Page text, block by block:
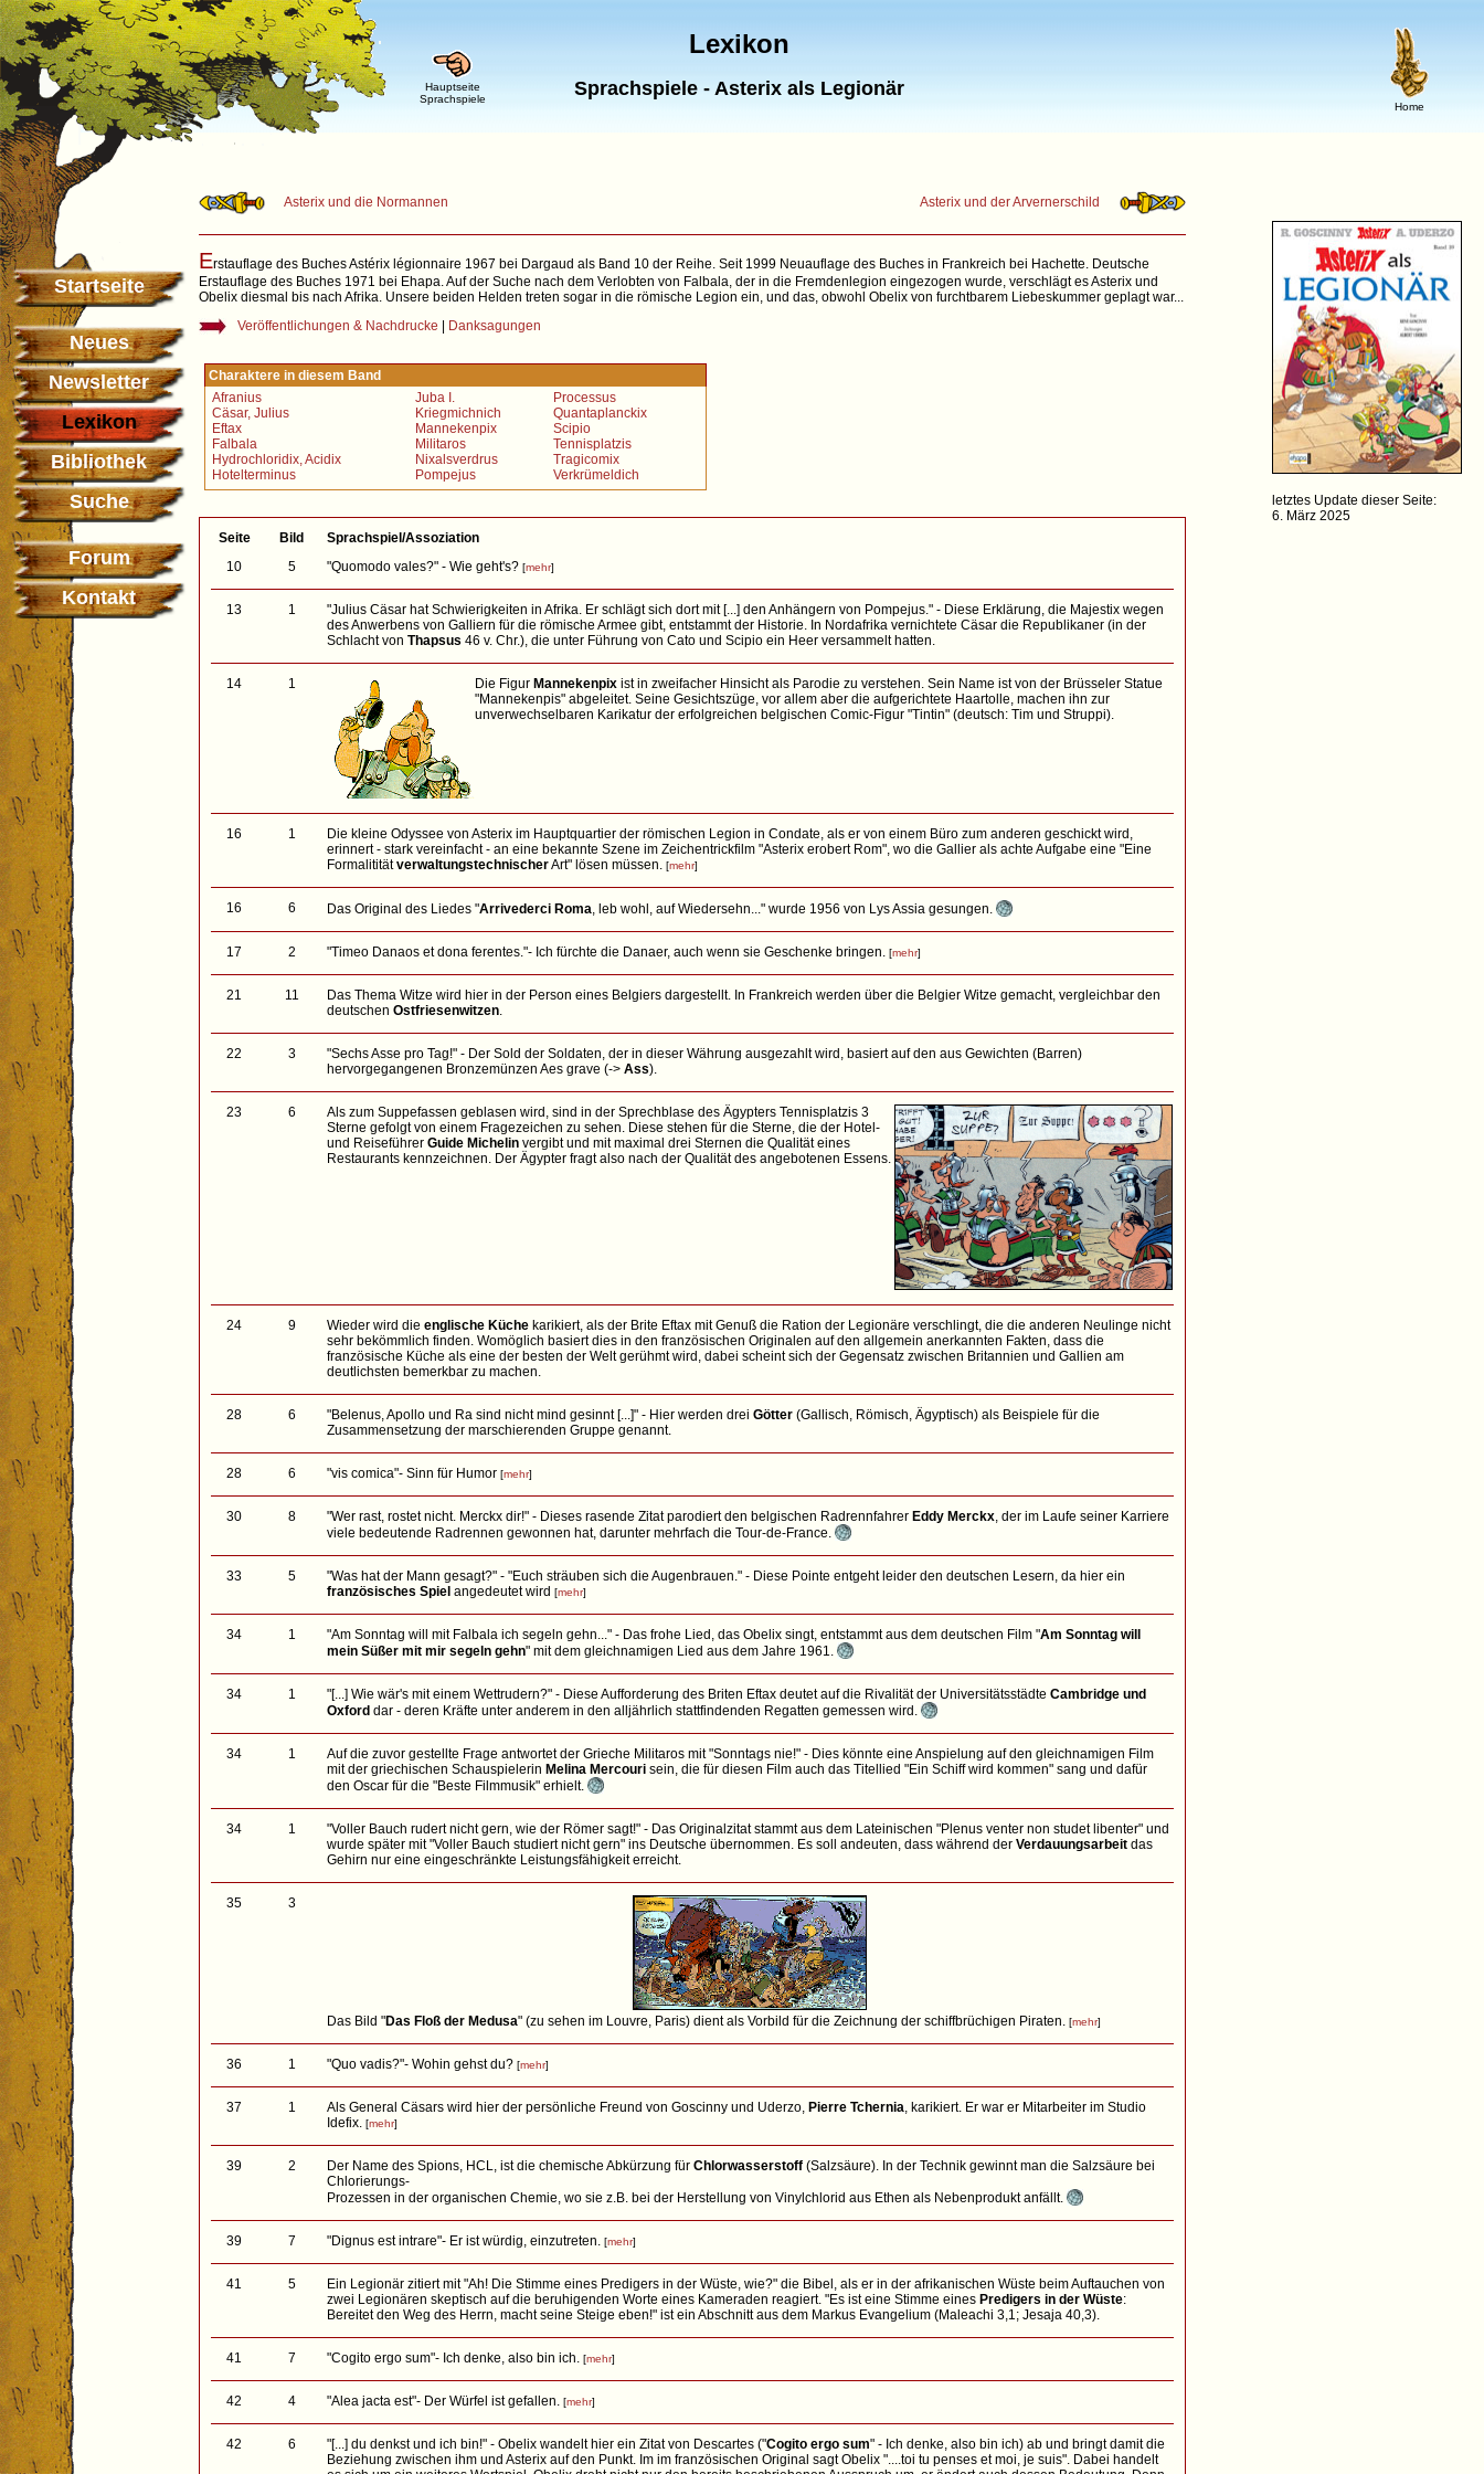
Hauptseite
Sprachspiele
Home
Lexikon
Sprachspiele - Asterix als Legionär
Startseite
Neues
Newsletter
Lexikon
Bibliothek
Suche
Forum
Kontakt
Asterix und die Normannen Asterix und der Arvernerschild
Erstauflage des Buches Astérix légionnaire 1967 bei Dargaud als Band 10 der Reihe. Seit 1999 Neuauflage des Buches in Frankreich bei Hachette. Deutsche
Erstauflage des Buches 1971 bei Ehapa. Auf der Suche nach dem Verlobten von Falbala, der in die Fremdenlegion eingezogen wurde, verschlägt es Asterix und
Obelix diesmal bis nach Afrika. Unsere beiden Helden treten sogar in die römische Legion ein, und das, obwohl Obelix von furchtbarem Liebeskummer geplagt war...
Veröffentlichungen & Nachdrucke
Danksagungen
Charaktere in diesem Band
Afranius
Cäsar, Julius
Eftax
Falbala
Hydrochloridix, Acidix
Hotelterminus
Juba I.
Kriegmichnich
Mannekenpix
Militaros
Nixalsverdrus
Pompejus
Processus
Quantaplanckix
Scipio
Tennisplatzis
Tragicomix
Verkrümeldich
Seite Bild
Sprachspiel/Assoziation
10
5 "Quomodo vales?" - Wie geht's? [mehr]
13 1
"Julius Cäsar hat Schwierigkeiten in Afrika. Er schlägt sich dort mit [...] den Anhängern von Pompejus." - Diese Erklärung, die Majestix wegen
des Anwerbens von Galliern für die römische Armee gibt, entstammt der Historie. In Nordafrika vernichtete Cäsar die Republikaner (in der
Schlacht von Thapsus 46 v. Chr.), die unter Führung von Cato und Scipio ein Heer versammelt hatten.
14 1 Die Figur Mannekenpix ist in zweifacher Hinsicht als Parodie zu verstehen. Sein Name ist von der Brüsseler Statue
"Mannekenpis" abgeleitet. Seine Gesichtszüge, vor allem aber die aufgerichtete Haartolle, machen ihn zur
unverwechselbaren Karikatur der erfolgreichen belgischen Comic-Figur "Tintin" (deutsch: Tim und Struppi).
16 1
Die kleine Odyssee von Asterix im Hauptquartier der römischen Legion in Condate, als er von einem Büro zum anderen geschickt wird,
erinnert - stark vereinfacht - an eine bekannte Szene im Zeichentrickfilm "Asterix erobert Rom", wo die Gallier als achte Aufgabe eine "Eine
FormalititätverwaltungstechnischerArt" lösen müssen. [mehr]
16 6 Das Original des Liedes "Arrivederci Roma, leb wohl, auf Wiedersehn..." wurde 1956 von Lys Assia gesungen.
17 2 "Timeo Danaos et dona ferentes."- Ich fürchte die Danaer, auch wenn sie Geschenke bringen. [mehr]
21 11
Das Thema Witze wird hier in der Person eines Belgiers dargestellt. In Frankreich werden über die Belgier Witze gemacht, vergleichbar den
deutschen Ostfriesenwitzen.
22 3
"Sechs Asse pro Tag!" - Der Sold der Soldaten, der in dieser Währung ausgezahlt wird, basiert auf den aus Gewichten (Barren)
hervorgegangenen Bronzemünzen Aes grave (-> Ass).
23 6
Als zum Suppefassen geblasen wird, sind in der Sprechblase des Ägypters Tennisplatzis 3
Sterne gefolgt von einem Fragezeichen zu sehen. Diese stehen für die Sterne, die der Hotel-
und Reiseführer Guide Michelin vergibt und mit maximal drei Sternen die Qualität eines
Restaurants kennzeichnen. Der Ägypter fragt also nach der Qualität des angebotenen Essens.
24 9 Wieder wird die englische Küche karikiert, als der Brite Eftax mit Genuß die Ration der Legionäre verschlingt, die die anderen Neulinge nicht
sehr bekömmlich finden. Womöglich basiert dies in den französischen Originalen auf den allgemein anerkannten Fakten, dass die
französische Küche als eine der besten der Welt gerühmt wird, dabei scheint sich der Gegensatz zwischen Britannien und Gallien am
deutlichsten bemerkbar zu machen.
28 6 "Belenus, Apollo und Ra sind nicht mind gesinnt [...]" - Hier werden drei Götter (Gallisch, Römisch, Ägyptisch) als Beispiele für die
Zusammensetzung der marschierenden Gruppe genannt.
28 6 "vis comica"- Sinn für Humor [mehr]
30 8 "Wer rast, rostet nicht. Merckx dir!" - Dieses rasende Zitat parodiert den belgischen Radrennfahrer Eddy Merckx, der im Laufe seiner Karriere
viele bedeutende Radrennen gewonnen hat, darunter mehrfach die Tour-de-France.
33 5
"Was hat der Mann gesagt?" - "Euch sträuben sich die Augenbrauen." - Diese Pointe entgeht leider den deutschen Lesern, da hier ein
französisches Spiel angedeutet wird [mehr]
34 1 "Am Sonntag will mit Falbala ich segeln gehn..." - Das frohe Lied, das Obelix singt, entstammt aus dem deutschen Film "Am Sonntag will
mein Süßer mit mir segeln gehn" mit dem gleichnamigen Lied aus dem Jahre 1961.
34 1 "[...] Wie wär's mit einem Wettrudern?" - Diese Aufforderung des Briten Eftax deutet auf die Rivalität der Universitätsstädte Cambridge und
Oxford dar - deren Kräfte unter anderem in den alljährlich stattfindenden Regatten gemessen wird.
34 1
Auf die zuvor gestellte Frage antwortet der Grieche Militaros mit "Sonntags nie!" - Dies könnte eine Anspielung auf den gleichnamigen Film
mit der griechischen Schauspielerin Melina Mercouri sein, die für diesen Film auch das Titellied "Ein Schiff wird kommen" sang und dafür
den Oscar für die "Beste Filmmusik" erhielt.
34 1
"Voller Bauch rudert nicht gern, wie der Römer sagt!" - Das Originalzitat stammt aus dem Lateinischen "Plenus venter non studet libenter" und
wurde später mit "Voller Bauch studiert nicht gern" ins Deutsche übernommen. Es soll andeuten, dass während der Verdauungsarbeit das
Gehirn nur eine eingeschränkte Leistungsfähigkeit erreicht.
35 3
Das Bild "Das Floß der Medusa" (zu sehen im Louvre, Paris) dient als Vorbild für die Zeichnung der schiffbrüchigen Piraten. [mehr]
36 1 "Quo vadis?"- Wohin gehst du? [mehr]
37 1 Als General Cäsars wird hier der persönliche Freund von Goscinny und Uderzo, Pierre Tchernia, karikiert. Er war er Mitarbeiter im Studio
Idefix. [mehr]
39 2 Der Name des Spions, HCL, ist die chemische Abkürzung für Chlorwasserstoff (Salzsäure). In der Technik gewinnt man die Salzsäure bei
Chlorierungs-
Prozessen in der organischen Chemie, wo sie z.B. bei der Herstellung von Vinylchlorid aus Ethen als Nebenprodukt anfällt.
39 7 "Dignus est intrare"- Er ist würdig, einzutreten. [mehr]
41 5
Ein Legionär zitiert mit "Ah! Die Stimme eines Predigers in der Wüste, wie?" die Bibel, als er in der afrikanischen Wüste beim Auftauchen von
zwei Legionären skeptisch auf die beruhigenden Worte eines Kameraden reagiert. "Es ist eine Stimme eines Predigers in der Wüste:
Bereitet den Weg des Herrn, macht seine Steige eben!" ist ein Abschnitt aus dem Markus Evangelium (Maleachi 3,1; Jesaja 40,3).
41 7 "Cogito ergo sum"- Ich denke, also bin ich. [mehr]
42 4 "Alea jacta est"- Der Würfel ist gefallen. [mehr]
42 6 "[...] du denkst und ich bin!" - Obelix wandelt hier ein Zitat von Descartes ("Cogito ergo sum" - Ich denke, also bin ich) ab und bringt damit die
Beziehung zwischen ihm und Asterix auf den Punkt. Im im französischen Original sagt Obelix "....toi tu penses et moi, je suis". Dabei handelt
letztes Update dieser Seite:
6. März 2025